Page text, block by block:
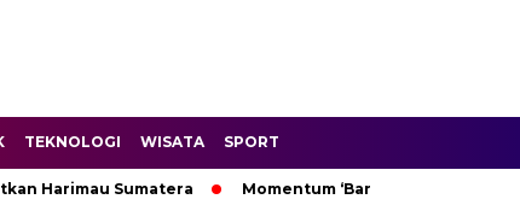
TEKNOLOGI WISATA SPORT
Sumatera Momentum ‘Bantu Rakyat’: Wagub Mian